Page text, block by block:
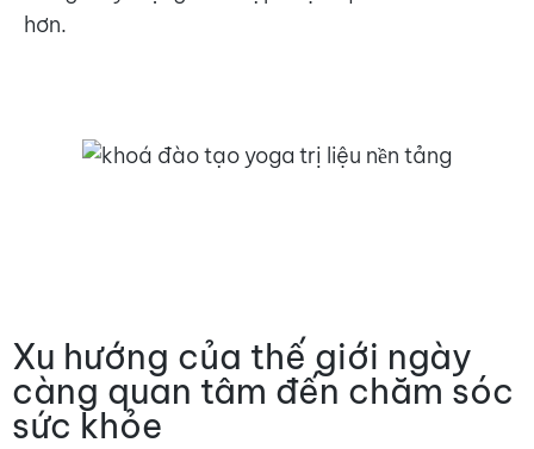
hơn.
Xu hướng của thế giới ngày
càng quan tâm đến chăm sóc
sức khỏe